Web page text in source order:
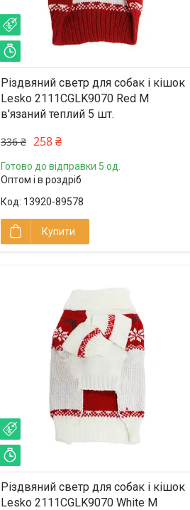
Різдвяний светр для собак і кішок
Lesko 2111CGLK9070 Red M
в'язаний теплий 5 шт.
336 ₴ 258 ₴
Готово до відправки 5 од.
Оптом і в роздріб
13920-89578
Купити
Різдвяний светр для собак і кішок
Lesko 2111CGLK9070 White M